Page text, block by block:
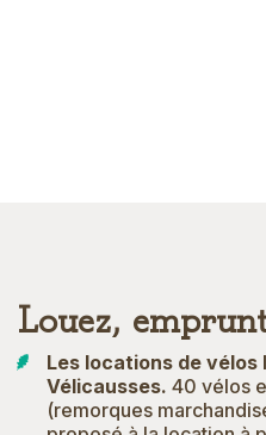
Louez,
Les locations de
Vélicausses. 40 vélos
(remorques